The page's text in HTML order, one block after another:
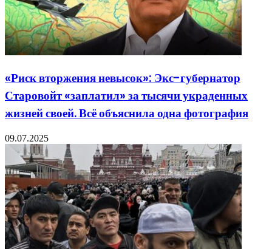
«Риск вторжения невысок»: Экс-губернатор
Старовойт «заплатил» за тысячи украденных
жизней своей. Всё объяснила одна фотография
09.07.2025